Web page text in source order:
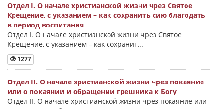
Отдел I. О начале христианской жизни чрез Святое
Крещение, с указанием – как сохранить сию благодать
в период воспитания
Отдел I. О начале христианской жизни чрез Святое
Крещение, с указанием – как сохранит...
1277
Отдел II. О начале христианской жизни чрез покаяние
или о покаянии и обращении грешника к Богу
Отдел II. О начале христианской жизни чрез покаяние или